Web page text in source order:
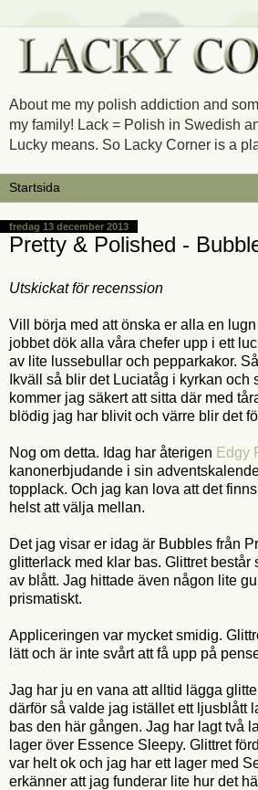
About me my polish addiction and
my family! Lack = Polish in Swedish
Lucky means. So Lacky Corner is a
fredag 13 december 2013
Pretty & Polished -
Utskickat för recenssion
Vill börja med att önska er alla en
jobbet dök alla våra chefer upp i ett
av lite lussebullar och pepparkakor.
Ikväll så blir det Luciatåg i kyrkan och
kommer jag säkert att sitta där med
blödig jag har blivit och värre blir det
Nog om detta. Idag har återigen Edgy
kanonerbjudande i sin
topplack. Och jag kan lova att det
helst att välja mellan.
Det jag visar er idag är Bubbles från
glitterlack med klar bas. Glittret består
av blått. Jag hittade även någon lite
prismatiskt.
Appliceringen var mycket smidig.
lätt och är inte svårt att få upp på
Jag har ju en vana att alltid lägga
därför så valde jag istället ett ljusblått
bas den här gången. Jag har lagt två
lager över Essence Sleepy. Glittret
var helt ok och jag har ett lager med
erkänner att jag funderar lite hur det